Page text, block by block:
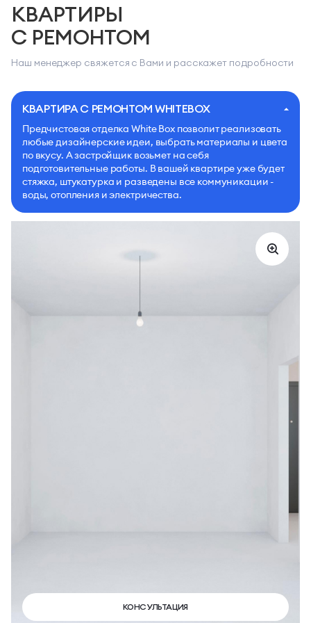
КВАРТИРЫ
С РЕМОНТОМ
Наш менеджер свяжется с Вами и расскажет подробности
КВАРТИРА С РЕМОНТОМ WHITEBOX
Предчистовая отделка White Box позволит реализовать
любые дизайнерские идеи, выбрать материалы и цвета
по вкусу. А застройщик возьмет на себя
подготовительные работы. В вашей квартире уже будет
стяжка, штукатурка и разведены все коммуникации -
воды, отопления и электричества.
КОНСУЛЬТАЦИЯ